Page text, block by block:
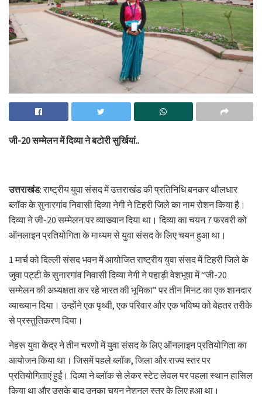
जी-20 सम्मेलन में दिव्या ने बटोरी सुर्खियां..
उत्तराखंड: राष्ट्रीय युवा संसद में उत्तराखंड की प्रतिनिधि बनकर थौलधार
ब्लॉक के सुनारगांव निवासी दिव्या नेगी ने टिहरी जिले का नाम रोशन किया है।
दिव्या ने जी-20 सम्मेलन पर व्याख्यान दिया था। दिव्या का चयन 7 फरवरी को
ऑनलाइन प्रतियोगिता के माध्यम से युवा संसद के लिए चयन हुआ था।
1 मार्च को दिल्ली संसद भवन में आयोजित राष्ट्रीय युवा संसद में टिहरी जिले के
जुवा पट्टी के सुनारगांव निवासी दिव्या नेगी ने पहाड़ी वेशभूषा में “जी-20
सम्मेलन की अध्यक्षता कर रहे भारत की भूमिका” पर तीन मिनट का एक शानदार
व्याख्यान दिया। उन्होंने एक पृथ्वी, एक परिवार और एक भविष्य को बेहतर तरीके
से प्रस्तुतिकरण दिया।
नेहरू युवा केंद्र ने तीन चरणों में युवा संसद के लिए ऑनलाइन प्रतियोगिता का
आयोजन किया था। जिसमें पहले ब्लॉक, जिला और राज्य स्तर पर
प्रतियोगिताएं हुईं। दिव्या ने ब्लॉक से लेकर स्टेट लेवल पर पहला स्थान हासिल
किया था और उसके बाद उनका चयन नेशनल स्तर के लिए हुआ था।